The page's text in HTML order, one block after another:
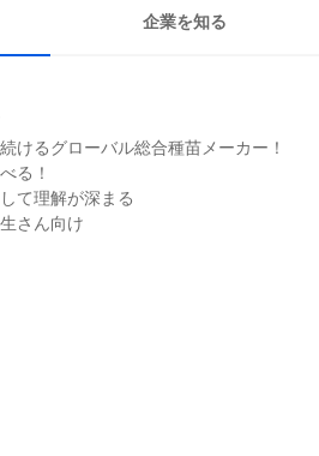
企業を知る
けるグローバル総合種苗メーカー！
る！
て理解が深まる
さん向け